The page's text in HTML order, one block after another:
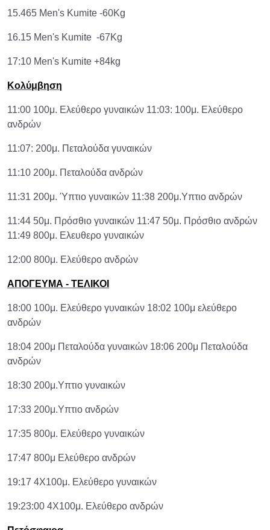
15.465 Men's Kumite -60Kg
16.15 Men's Kumite -67Kg
17:10 Men's Kumite +84kg
Κολύμβηση
11:00 100μ. Ελεύθερο γυναικών 11:03: 100μ. Ελεύθερο
ανδρών
11:07: 200μ. Πεταλούδα γυναικών
11:10 200μ. Πεταλούδα ανδρών
11:31 200μ. Ύπτιο γυναικών 11:38 200μ.Υπτιο ανδρών
11:44 50μ. Πρόσθιο γυναικών 11:47 50μ. Πρόσθιο ανδρών
11:49 800μ. Ελευθερο γυναικών
12:00 800μ. Ελεύθερο ανδρών
ΑΠΟΓΕΥΜΑ - ΤΕΛΙΚΟΙ
18:00 100μ. Ελεύθερο γυναικών 18:02 100μ ελεύθερο
ανδρών
18:04 200μ Πεταλούδα γυναικών 18:06 200μ Πεταλούδα
ανδρών
18:30 200μ.Υπτιο γυναικών
17:33 200μ.Υπτιο ανδρών
17:35 800μ. Ελεύθερο γυναικών
17:47 800μ Ελεύθερο ανδρών
19:17 4Χ100μ. Ελεύθερο γυναικών
19:23:00 4Χ100μ. Ελεύθερο ανδρών